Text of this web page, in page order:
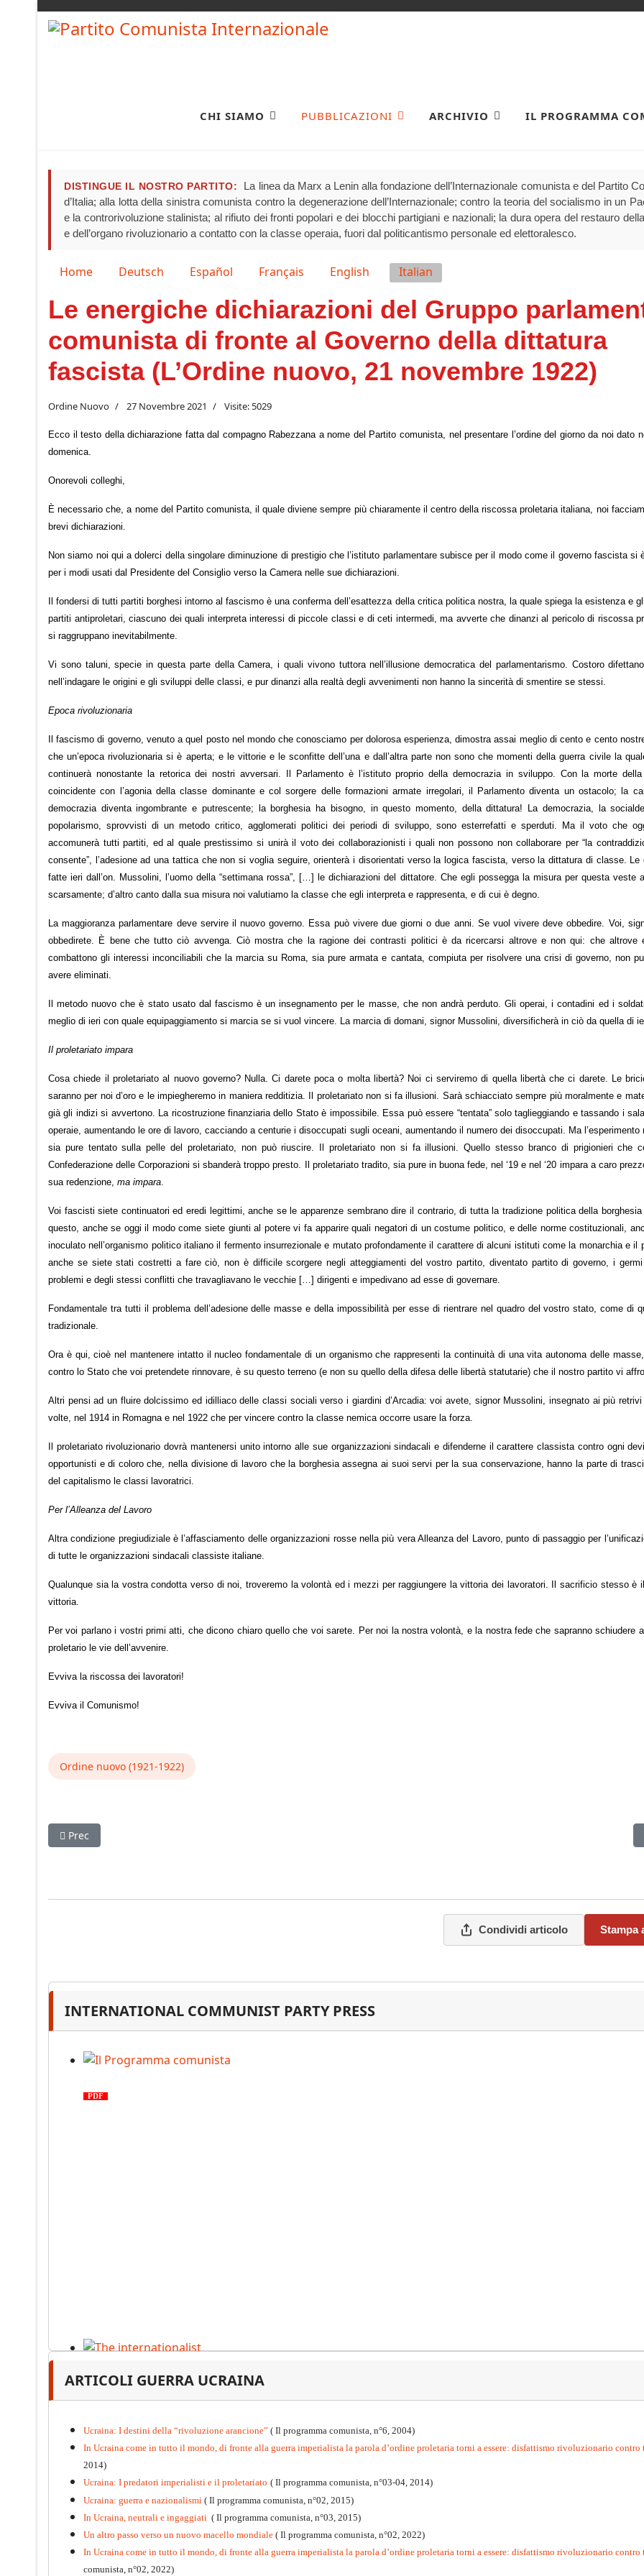
CHI SIAMO PUBBLICAZIONI ARCHIVIO IL PROGRAMMA
DISTINGUE IL NOSTRO PARTITO:
La linea da Marx a Lenin alla fondazione dell’Internazionale comunista e del Partito
d’Italia; alla lotta della sinistra comunista contro la degenerazione dell’Internazionale; contro la teoria del socialismo in un
e la controrivoluzione stalinista; al rifiuto dei fronti popolari e dei blocchi partigiani e nazionali; la dura opera del restauro
e dell’organo rivoluzionario a contatto con la classe operaia, fuori dal politicantismo personale ed elettoralesco.
Seleziona la tua lingua
Home Deutsch Español Français English Italian
Le energiche dichiarazioni del Gruppo
comunista di fronte al Governo della dittatura
fascista (L’Ordine nuovo, 21 novembre 1922)
Ordine Nuovo 27 Novembre 2021 Visite: 5029
Ecco il testo della dichiarazione fatta dal compagno Rabezzana a nome del Partito comunista, nel presentare l’ordine del giorno da noi dato
domenica.
Onorevoli colleghi,
È necessario che, a nome del Partito comunista, il quale diviene sempre più chiaramente il centro della riscossa proletaria italiana, noi
brevi dichiarazioni.
Non siamo noi qui a dolerci della singolare diminuzione di prestigio che l’istituto parlamentare subisce per il modo come il governo fascista si
per i modi usati dal Presidente del Consiglio verso la Camera nelle sue dichiarazioni.
Il fondersi di tutti partiti borghesi intorno al fascismo è una conferma dell’esattezza della critica politica nostra, la quale spiega la esistenza e
partiti antiproletari, ciascuno dei quali interpreta interessi di piccole classi e di ceti intermedi, ma avverte che dinanzi al pericolo di riscossa
si raggruppano inevitabilmente.
Vi sono taluni, specie in questa parte della Camera, i quali vivono tuttora nell’illusione democratica del parlamentarismo. Costoro
nell’indagare le origini e gli sviluppi delle classi, e pur dinanzi alla realtà degli avvenimenti non hanno la sincerità di smentire se stessi.
Epoca rivoluzionaria
Il fascismo di governo, venuto a quel posto nel mondo che conosciamo per dolorosa esperienza, dimostra assai meglio di cento e cento
che un’epoca rivoluzionaria si è aperta; e le vittorie e le sconfitte dell’una e dall’altra parte non sono che momenti della guerra civile la
continuerà nonostante la retorica dei nostri avversari. Il Parlamento è l’istituto proprio della democrazia in sviluppo. Con la morte della
coincidente con l’agonia della classe dominante e col sorgere delle formazioni armate irregolari, il Parlamento diventa un ostacolo; la
democrazia diventa ingombrante e putrescente; la borghesia ha bisogno, in questo momento, della dittatura! La democrazia, la
popolarismo, sprovvisti di un metodo critico, agglomerati politici dei periodi di sviluppo, sono esterrefatti e sperduti. Ma il voto che
accomunerà tutti partiti, ed al quale prestissimo si unirà il voto dei collaborazionisti i quali non possono non collaborare per “la
consente”, l’adesione ad una tattica che non si voglia seguire, orienterà i disorientati verso la logica fascista, verso la dittatura di classe. Le
fatte ieri dall’on. Mussolini, l’uomo della “settimana rossa”, […] le dichiarazioni del dittatore. Che egli possegga la misura per questa veste
scarsamente; d’altro canto dalla sua misura noi valutiamo la classe che egli interpreta e rappresenta, e di cui è degno.
La maggioranza parlamentare deve servire il nuovo governo. Essa può vivere due giorni o due anni. Se vuol vivere deve obbedire. Voi,
obbedirete. È bene che tutto ciò avvenga. Ciò mostra che la ragione dei contrasti politici è da ricercarsi altrove e non qui: che altrove
combattono gli interessi inconciliabili che la marcia su Roma, sia pure armata e cantata, compiuta per risolvere una crisi di governo, non
avere eliminati.
Il metodo nuovo che è stato usato dal fascismo è un insegnamento per le masse, che non andrà perduto. Gli operai, i contadini ed i
meglio di ieri con quale equipaggiamento si marcia se si vuol vincere. La marcia di domani, signor Mussolini, diversificherà in ciò da quella di
Il proletariato impara
Cosa chiede il proletariato al nuovo governo? Nulla. Ci darete poca o molta libertà? Noi ci serviremo di quella libertà che ci darete. Le
saranno per noi d’oro e le impiegheremo in maniera redditizia. Il proletariato non si fa illusioni. Sarà schiacciato sempre più moralmente e
già gli indizi si avvertono. La ricostruzione finanziaria dello Stato è impossibile. Essa può essere “tentata” solo taglieggiando e tassando i
operaie, aumentando le ore di lavoro, cacciando a centurie i disoccupati sugli oceani, aumentando il numero dei disoccupati. Ma l’esperimento
sia pure tentato sulla pelle del proletariato, non può riuscire. Il proletariato non si fa illusioni. Quello stesso branco di prigionieri che
Confederazione delle Corporazioni si sbanderà troppo presto. Il proletariato tradito, sia pure in buona fede, nel ‘19 e nel ‘20 impara a caro
sua redenzione, ma impara
Voi fascisti siete continuatori ed eredi legittimi, anche se le apparenze sembrano dire il contrario, di tutta la tradizione politica della
questo, anche se oggi il modo come siete giunti al potere vi fa apparire quali negatori di un costume politico, e delle norme costituzionali,
inoculato nell’organismo politico italiano il fermento insurrezionale e mutato profondamente il carattere di alcuni istituti come la monarchia e il
anche se siete stati costretti a fare ciò, non è difficile scorgere negli atteggiamenti del vostro partito, diventato partito di governo, i
problemi e degli stessi conflitti che travagliavano le vecchie […] dirigenti e impedivano ad esse di governare.
Fondamentale tra tutti il problema dell’adesione delle masse e della impossibilità per esse di rientrare nel quadro del vostro stato, come di
tradizionale.
Ora è qui, cioè nel mantenere intatto il nucleo fondamentale di un organismo che rappresenti la continuità di una vita autonoma delle
contro lo Stato che voi pretendete rinnovare, è su questo terreno (e non su quello della difesa delle libertà statutarie) che il nostro partito vi
Altri pensi ad un fluire dolcissimo ed idilliaco delle classi sociali verso i giardini d’Arcadia: voi avete, signor Mussolini, insegnato ai più retrivi
volte, nel 1914 in Romagna e nel 1922 che per vincere contro la classe nemica occorre usare la forza.
Il proletariato rivoluzionario dovrà mantenersi unito intorno alle sue organizzazioni sindacali e difenderne il carattere classista contro ogni
opportunisti e di coloro che, nella divisione di lavoro che la borghesia assegna ai suoi servi per la sua conservazione, hanno la parte di
del capitalismo le classi lavoratrici.
Per l’Alleanza del Lavoro
Altra condizione pregiudiziale è l’affasciamento delle organizzazioni rosse nella più vera Alleanza del Lavoro, punto di passaggio per
di tutte le organizzazioni sindacali classiste italiane.
Qualunque sia la vostra condotta verso di noi, troveremo la volontà ed i mezzi per raggiungere la vittoria dei lavoratori. Il sacrificio stesso è
vittoria.
Per voi parlano i vostri primi atti, che dicono chiaro quello che voi sarete. Per noi la nostra volontà, e la nostra fede che sapranno schiudere
proletario le vie dell’avvenire.
Evviva la riscossa dei lavoratori!
Evviva il Comunismo!
Ordine nuovo (1921-1922)
Articolo precedente: PARTITO COMUNISTA D’ITALIA Comunicato del Comitato Centrale L’Internazionale Comunista e
Prec
Condividi articolo Stampa
INTERNATIONAL COMMUNIST PARTY PRESS
PDF
PDF n.12, 2026
ARTICOLI GUERRA UCRAINA
Ucraina: I destini della “rivoluzione arancione” ( Il programma comunista, n°6, 2004)
In Ucraina come in tutto il mondo, di fronte alla guerra imperialista la parola d’ordine proletaria torni a essere: disfattismo rivoluzionario contro
2014)
Ucraina: I predatori imperialisti e il proletariato ( Il programma comunista, n°03-04, 2014)
Ucraina: guerra e nazionalismi ( Il programma comunista, n°02, 2015)
In Ucraina, neutrali e ingaggiati ( Il programma comunista, n°03, 2015)
Un altro passo verso un nuovo macello mondiale ( Il programma comunista, n°02, 2022)
In Ucraina come in tutto il mondo, di fronte alla guerra imperialista la parola d’ordine proletaria torni a essere: disfattismo rivoluzionario
comunista, n°02, 2022)